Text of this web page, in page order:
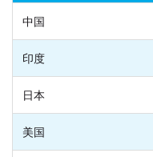
中国
印度
日本
美国